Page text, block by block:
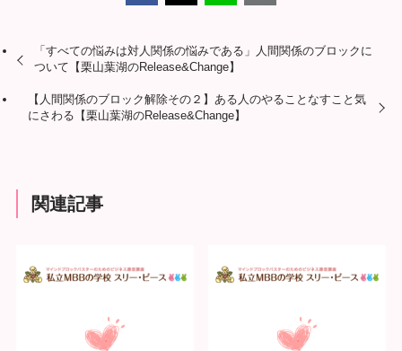
「すべての悩みは対人関係の悩みである」人間関係のブロックに
ついて【栗山葉湖のRelease&Change】
【人間関係のブロック解除その２】ある人のやることなすこと気
にさわる【栗山葉湖のRelease&Change】
関連記事